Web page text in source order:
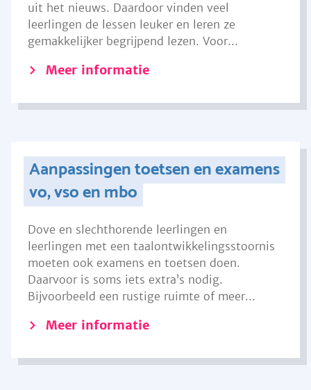
uit het nieuws. Daardoor vinden veel
leerlingen de lessen leuker en leren ze
gemakkelijker begrijpend lezen. Voor...
Meer informatie
Aanpassingen toetsen en examens
vo, vso en mbo
Dove en slechthorende leerlingen en
leerlingen met een taalontwikkelingsstoornis
moeten ook examens en toetsen doen.
Daarvoor is soms iets extra’s nodig.
Bijvoorbeeld een rustige ruimte of meer...
Meer informatie